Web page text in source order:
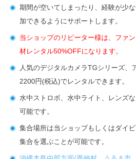
期間が空いてしまったり、経験が少
加できるようにサポートします。
当ショップのリピーター様は、ファ
材レンタル50%OFFになります。
人気のデジタルカメラTGシリーズ、
2200円(税込)でレンタルできます。
水中ストロボ、水中ライト、レンズ
可能です。
集合場所は当ショップもしくはダイ
集合を選ぶことが可能です。